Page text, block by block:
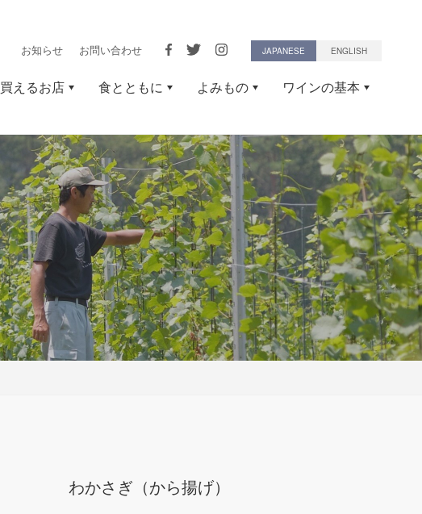
お知らせ お問い合わせ JAPANESE ENGLISH
買えるお店 食とともに よみもの ワインの基本
わかさぎ（から揚げ）